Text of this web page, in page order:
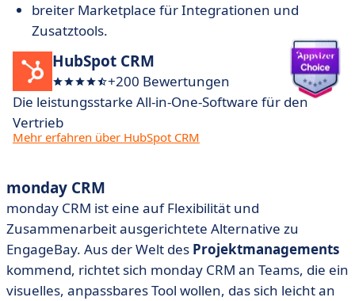
breiter Marketplace für Integrationen und
Zusatztools.
HubSpot CRM
+200 Bewertungen
Die leistungsstarke All-in-One-Software für den
Vertrieb
Mehr erfahren über HubSpot CRM
monday CRM
monday CRM ist eine auf Flexibilität und
Zusammenarbeit ausgerichtete Alternative zu
EngageBay. Aus der Welt des Projektmanagements
kommend, richtet sich monday CRM an Teams, die ein
visuelles, anpassbares Tool wollen, das sich leicht an